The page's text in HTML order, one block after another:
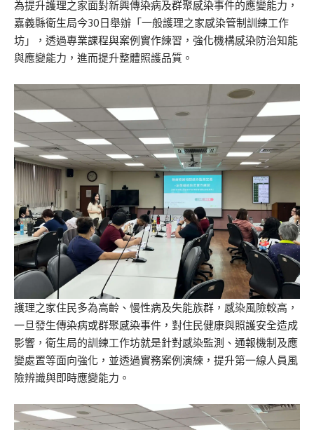
為提升護理之家面對新興傳染病及群聚感染事件的應變能力，
嘉義縣衛生局今30日舉辦「一般護理之家感染管制訓練工作
坊」，透過專業課程與案例實作練習，強化機構感染防治知能
與應變能力，進而提升整體照護品質。
護理之家住民多為高齡、慢性病及失能族群，感染風險較高，
一旦發生傳染病或群聚感染事件，對住民健康與照護安全造成
影響，衛生局的訓練工作坊就是針對感染監測、通報機制及應
變處置等面向強化，並透過實務案例演練，提升第一線人員風
險辨識與即時應變能力。